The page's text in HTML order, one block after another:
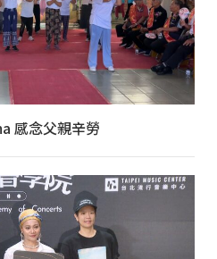
感念父親辛勞